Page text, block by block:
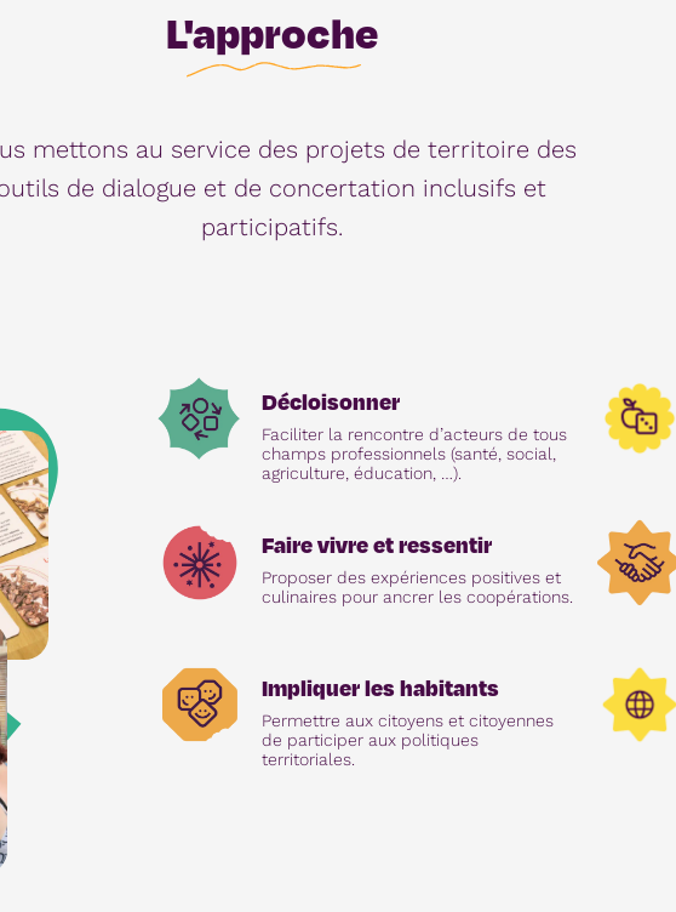
L'approche
mettons au service des projets de territoire des
de dialogue et de concertation inclusifs et
participatifs.
Décloisonner
Faciliter la rencontre d’acteurs de tous
champs professionnels (santé, social,
agriculture, éducation, …).
Faire vivre et ressentir
Proposer des expériences positives et
culinaires pour ancrer les coopérations.
Impliquer les habitants
Permettre aux citoyens et citoyennes
de participer aux politiques
territoriales.